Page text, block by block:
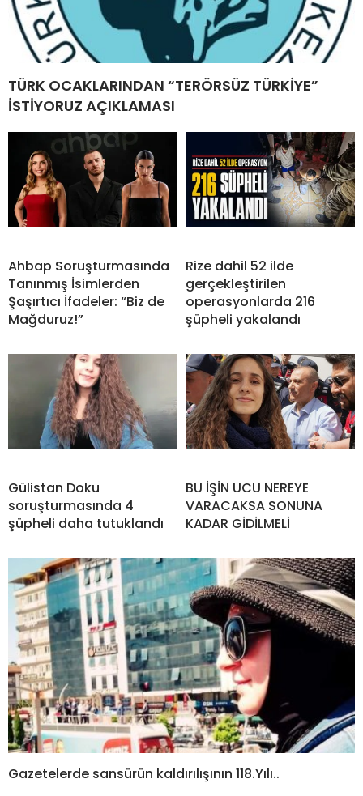
TÜRK OCAKLARINDAN “TERÖRSÜZ TÜRKİYE”
İSTİYORUZ AÇIKLAMASI
Ahbap Soruşturmasında
Tanınmış İsimlerden
Şaşırtıcı İfadeler: “Biz de
Mağduruz!”
Rize dahil 52 ilde
gerçekleştirilen
operasyonlarda 216
şüpheli yakalandı
Gülistan Doku
soruşturmasında 4
şüpheli daha tutuklandı
BU İŞİN UCU NEREYE
VARACAKSA SONUNA
KADAR GİDİLMELİ
Gazetelerde sansürün kaldırılışının 118.Yılı..